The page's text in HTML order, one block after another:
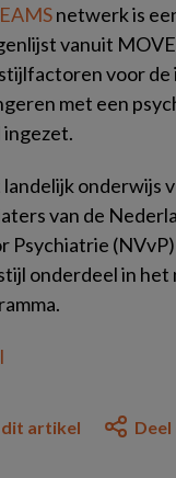
netwerk is
vanuit
voor de
met een
onderwijs
van de
Psychiatrie
onderdeel in het
dit artikel